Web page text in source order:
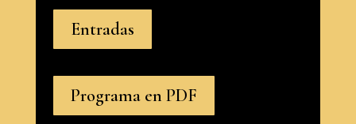
Entradas
Programa en PDF